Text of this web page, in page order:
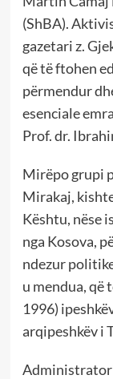
(ShBA).
gazetari z.
që të ftohen
përmendur
esenciale
Prof. dr.
Mirëpo grupi
Mirakaj,
Kështu, nëse
nga Kosova,
ndezur
u mendua, që
1996)
arqipeshkëv i